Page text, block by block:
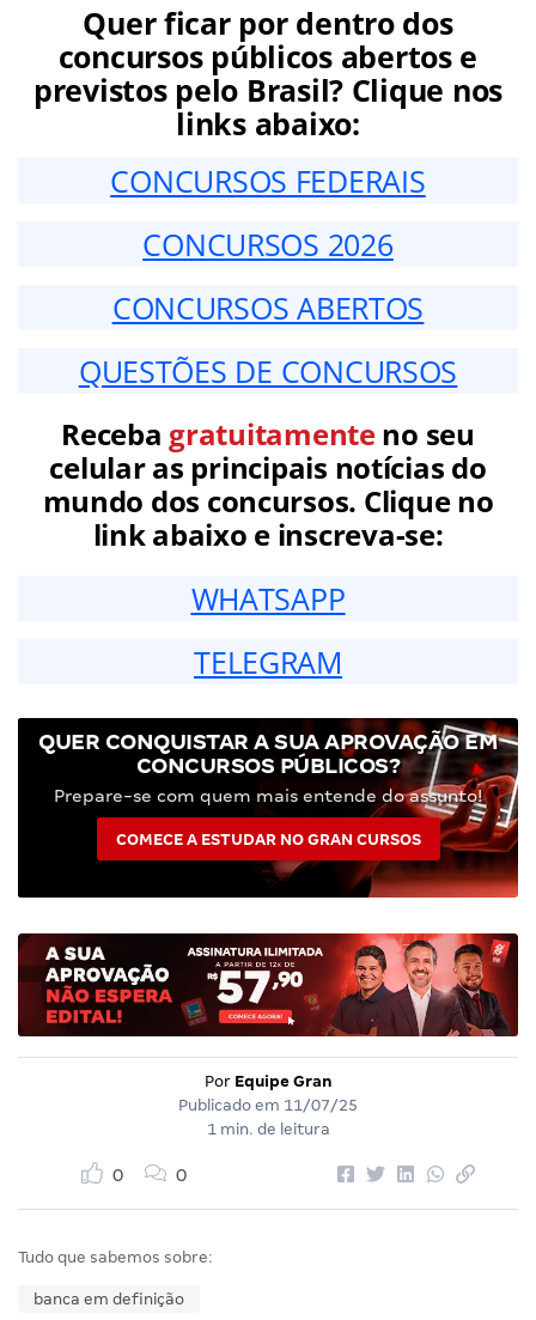
Quer ficar por dentro dos
concursos públicos abertos e
previstos pelo Brasil? Clique nos
links abaixo:
CONCURSOS FEDERAIS
CONCURSOS 2026
CONCURSOS ABERTOS
QUESTÕES DE CONCURSOS
Receba gratuitamenteno seu
celular as principais notícias do
mundo dos concursos. Clique no
link abaixo e inscreva-se:
WHATSAPP
TELEGRAM
QUER CONQUISTAR A SUA APROVAÇÃO EM
CONCURSOS PÚBLICOS?
Prepare-se com quem mais entende do assunto!
COMECE A ESTUDAR NO GRAN CURSOS
Por Equipe Gran
Publicado em 11/07/25
1 min. de leitura
0 0
Tudo que sabemos sobre:
banca em definição